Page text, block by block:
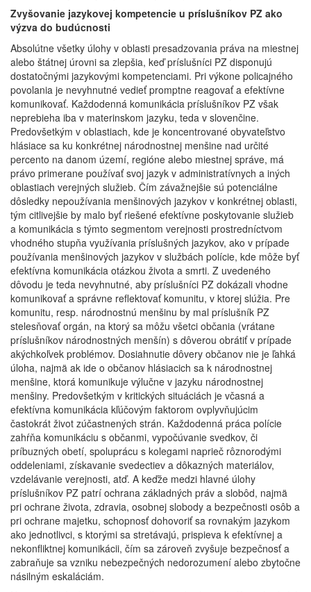
Zvyšovanie jazykovej kompetencie u príslušníkov PZ ako
výzva do budúcnosti
Absolútne všetky úlohy v oblasti presadzovania práva na miestnej
alebo štátnej úrovni sa zlepšia, keď príslušníci PZ disponujú
dostatočnými jazykovými kompetenciami. Pri výkone policajného
povolania je nevyhnutné vedieť promptne reagovať a efektívne
komunikovať. Každodenná komunikácia príslušníkov PZ však
neprebieha iba v materinskom jazyku, teda v slovenčine.
Predovšetkým v oblastiach, kde je koncentrované obyvateľstvo
hlásiace sa ku konkrétnej národnostnej menšine nad určité
percento na danom území, regióne alebo miestnej správe, má
právo primerane používať svoj jazyk v administratívnych a iných
oblastiach verejných služieb. Čím závažnejšie sú potenciálne
dôsledky nepoužívania menšinových jazykov v konkrétnej oblasti,
tým citlivejšie by malo byť riešené efektívne poskytovanie služieb
a komunikácia s týmto segmentom verejnosti prostredníctvom
vhodného stupňa využívania príslušných jazykov, ako v prípade
používania menšinových jazykov v službách polície, kde môže byť
efektívna komunikácia otázkou života a smrti. Z uvedeného
dôvodu je teda nevyhnutné, aby príslušníci PZ dokázali vhodne
komunikovať a správne reflektovať komunitu, v ktorej slúžia. Pre
komunitu, resp. národnostnú menšinu by mal príslušník PZ
stelesňovať orgán, na ktorý sa môžu všetci občania (vrátane
príslušníkov národnostných menšín) s dôverou obrátiť v prípade
akýchkoľvek problémov. Dosiahnutie dôvery občanov nie je ľahká
úloha, najmä ak ide o občanov hlásiacich sa k národnostnej
menšine, ktorá komunikuje výlučne v jazyku národnostnej
menšiny. Predovšetkým v kritických situáciách je včasná a
efektívna komunikácia kľúčovým faktorom ovplyvňujúcim
častokrát život zúčastnených strán. Každodenná práca polície
zahŕňa komunikáciu s občanmi, vypočúvanie svedkov, či
príbuzných obetí, spoluprácu s kolegami naprieč rôznorodými
oddeleniami, získavanie svedectiev a dôkazných materiálov,
vzdelávanie verejnosti, atď. A keďže medzi hlavné úlohy
príslušníkov PZ patrí ochrana základných práv a slobôd, najmä
pri ochrane života, zdravia, osobnej slobody a bezpečnosti osôb a
pri ochrane majetku, schopnosť dohovoriť sa rovnakým jazykom
ako jednotlivci, s ktorými sa stretávajú, prispieva k efektívnej a
nekonfliktnej komunikácii, čím sa zároveň zvyšuje bezpečnosť a
zabraňuje sa vzniku nebezpečných nedorozumení alebo zbytočne
násilným eskaláciám.